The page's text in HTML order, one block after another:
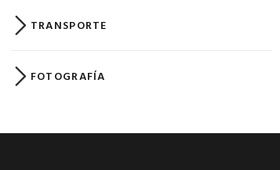
TRANSPORTE
FOTOGRAFÍA